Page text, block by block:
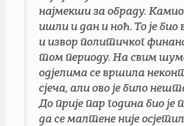
најмекши за обраду.
ишли и дан и ноћ. То је био
и извор политичког
том периоду. На свим
одјелима се вршила
сјеча, али ово је било
До прије пар година био је
да се малтене није